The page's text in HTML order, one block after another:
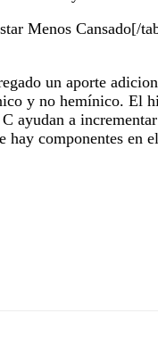
Menos Cansado[/
un aporte
y no hemínico. El
ayudan a
componentes